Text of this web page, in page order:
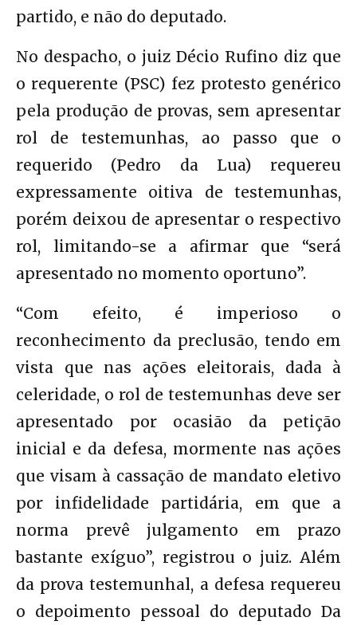
partido, e não do deputado.
No despacho, o juiz Décio Rufino diz que
o requerente (PSC) fez protesto genérico
pela produção de provas, sem apresentar
rol de testemunhas, ao passo que o
requerido (Pedro da Lua) requereu
expressamente oitiva de testemunhas,
porém deixou de apresentar o respectivo
rol, limitando-se a afirmar que “será
apresentado no momento oportuno”.
“Com efeito, é imperioso o
reconhecimento da preclusão, tendo em
vista que nas ações eleitorais, dada à
celeridade, o rol de testemunhas deve ser
apresentado por ocasião da petição
inicial e da defesa, mormente nas ações
que visam à cassação de mandato eletivo
por infidelidade partidária, em que a
norma prevê julgamento em prazo
bastante exíguo”, registrou o juiz. Além
da prova testemunhal, a defesa requereu
o depoimento pessoal do deputado Da